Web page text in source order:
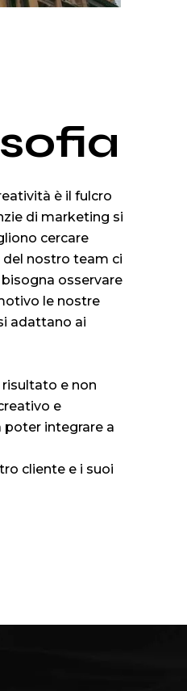
è il fulcro
di marketing si
cercare
del nostro team ci
osservare
le nostre
adattano ai
e non
e
poter integrare a
cliente e i suoi